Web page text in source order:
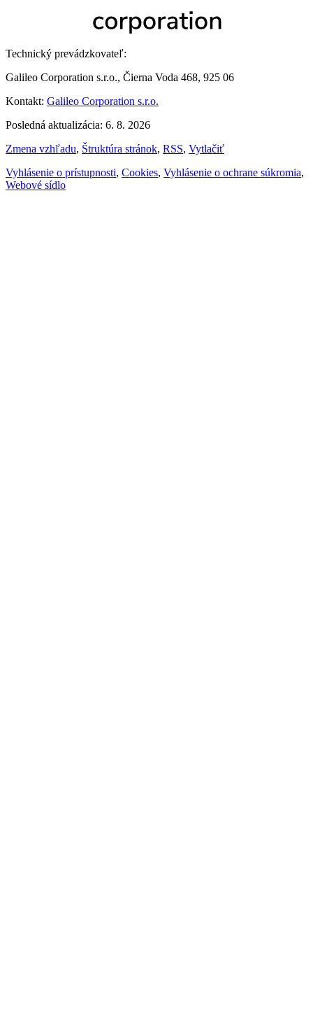
Technický prevádzkovateľ:
Galileo Corporation s.r.o., Čierna Voda 468, 925 06
Kontakt: Galileo Corporation s.r.o.
Posledná aktualizácia: 6. 8. 2026
Zmena vzhľadu, Štruktúra stránok, RSS, Vytlačiť
Vyhlásenie o prístupnosti, Cookies, Vyhlásenie o ochrane súkromia,
Webové sídlo